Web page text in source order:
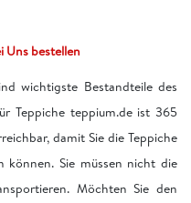
Uns bestellen
wichtigste Bestandteile des
Teppiche teppium.de ist 365
damit Sie die Teppiche
können. Sie müssen nicht die
Möchten Sie den